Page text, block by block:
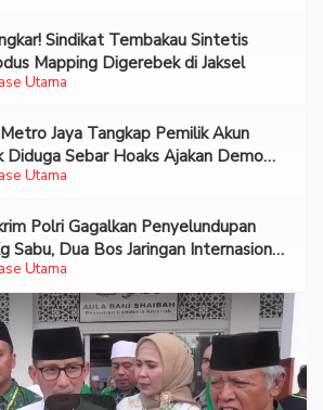
Utama
Sindikat Tembakau Sintetis
Mapping Digerebek di Jaksel
Utama
Jaya Tangkap Pemilik Akun
Diduga Sebar Hoaks Ajakan Demo
Prabowo-Gibran
Utama
Polri Gagalkan Penyelundupan
Sabu, Dua Bos Jaringan Internasional